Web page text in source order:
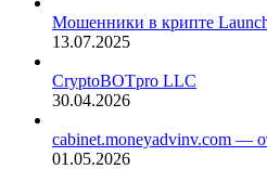
Мошенники в крипте
13.07.2025
CryptoBOTpro LLC
30.04.2026
cabinet.moneyadvinv.com —
01.05.2026